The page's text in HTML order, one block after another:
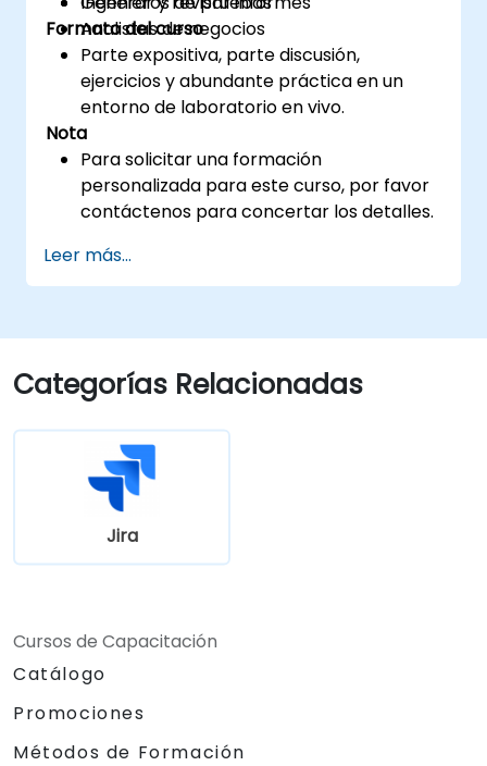
Analistas de negocios
Formato del curso
Parte expositiva, parte discusión,
ejercicios y abundante práctica en un
entorno de laboratorio en vivo.
Nota
Para solicitar una formación
personalizada para este curso, por favor
contáctenos para concertar los detalles.
Leer más...
Categorías Relacionadas
Jira
Cursos de Capacitación
Catálogo
Promociones
Métodos de Formación